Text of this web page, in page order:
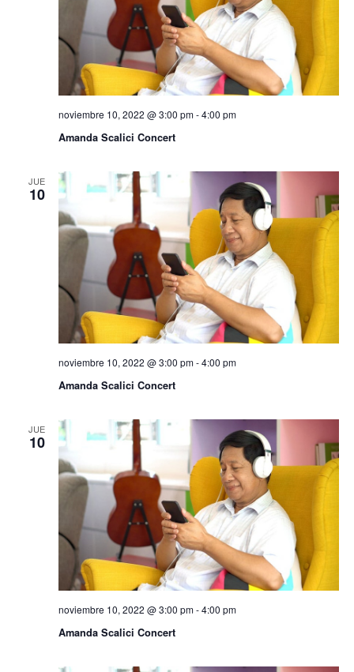
Amanda Scalici Concert
noviembre 10, 2022 @ 3:00 pm-4:00 pm
JUE
10
Amanda Scalici Concert
noviembre 10, 2022 @ 3:00 pm-4:00 pm
JUE
10
Amanda Scalici Concert
noviembre 10, 2022 @ 3:00 pm-4:00 pm